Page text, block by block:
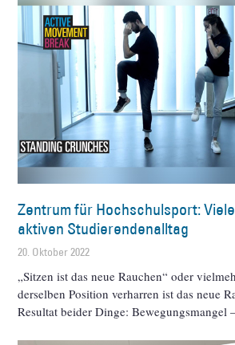
Zentrum für Hochschulsport:
aktiven Studierendenalltag
20. Oktober 2022
„Sitzen ist das neue Rauchen“ oder
derselben Position verharren ist das neue
Resultat beider Dinge: Bewegungsmangel